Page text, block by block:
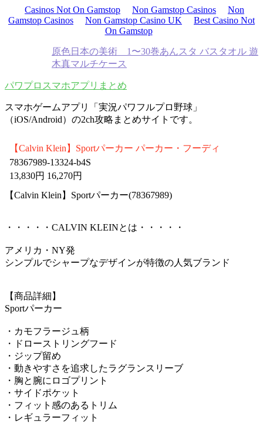
Casinos Not On Gamstop Non Gamstop Casinos
Non
Gamstop Casinos
Non Gamstop Casino UK
Best Casino Not
On Gamstop
原色日本の美術 1〜30巻あんスタ バスタオル 遊
木真マルチケース
パワプロスマホアプリまとめ
スマホゲームアプリ「実況パワフルプロ野球」
（iOS/Android）の2ch攻略まとめサイトです。
【Calvin Klein】Sportパーカー パーカー・フーディ
78367989-13324-b4S
13,830円 16,270円
【Calvin Klein】Sportパーカー(78367989)
・・・・・CALVIN KLEINとは・・・・・
アメリカ・NY発
シンプルでシャープなデザインが特徴の人気ブランド
【商品詳細】
Sportパーカー
・カモフラージュ柄
・ドローストリングフード
・ジップ留め
・動きやすさを追求したラグランスリーブ
・胸と腕にロゴプリント
・サイドポケット
・フィット感のあるトリム
・レギュラーフィット